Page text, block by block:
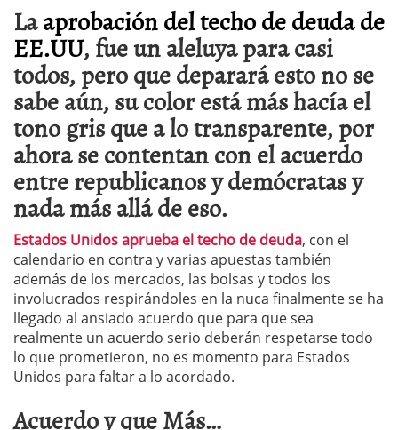
Laaprobación del techo de deuda de
EE.UU, fue un aleluya para casi
todos, pero que deparará esto no se
sabe aún, su color está más hacía el
tono gris que a lo transparente, por
ahora se contentan con el acuerdo
entre republicanos y demócratas y
nada más allá de eso.
Estados Unidos aprueba el techo de deuda, con el
calendario en contra y varias apuestas también
además de los mercados, las bolsas y todos los
involucrados respirándoles en la nuca finalmente se ha
llegado al ansiado acuerdo que para que sea
realmente un acuerdo serio deberán respetarse todo
lo que prometieron, no es momento para Estados
Unidos para faltar a lo acordado.
Acuerdo y que Más…